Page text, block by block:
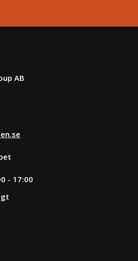
AB
- 17:00